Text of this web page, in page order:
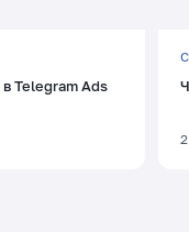
Telegram Ads